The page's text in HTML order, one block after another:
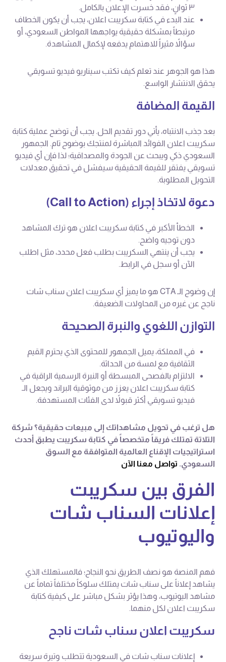
٣ ثوانٍ، فقد خسرت الإعلان بالكامل.
عند البدء في كتابة سكريبت اعلان، يجب أن يكون الخطاف
مرتبطاً بمشكلة حقيقية يواجهها المواطن السعودي، أو
سؤالاً مثيراً للاهتمام يدفعه لإكمال المشاهدة.
هذا هو الجوهر عند تعلم كيف تكتب سيناريو فيديو تسويقي
يحقق الانتشار الواسع.
القيمة المضافة
بعد جذب الانتباه، يأتي دور تقديم الحل. يجب أن توضح عملية كتابة
سكريبت اعلان الفوائد المباشرة لمنتجك بوضوح تام. الجمهور
السعودي ذكي ويبحث عن الجودة والمصداقية؛ لذا فإن أي فيديو
تسويقي يفتقر للقيمة الحقيقية سيفشل في تحقيق معدلات
التحويل المطلوبة.
دعوة لاتخاذ إجراء (Call to Action)
الخطأ الأكبر في كتابة سكريبت اعلان هو ترك المشاهد
دون توجيه واضح.
يجب أن ينتهي السكريبت بطلب فعل محدد، مثل اطلب
الآن أو سجل في الرابط.
إن وضوح الـ CTA هو ما يميز أي سكريبت اعلان سناب شات
ناجح عن غيره من المحاولات الضعيفة.
التوازن اللغوي والنبرة الصحيحة
في المملكة، يميل الجمهور للمحتوى الذي يحترم القيم
الثقافية مع لمسة من الحداثة.
الالتزام بالفصحى المبسطة أو النبرة الرسمية الراقية في
كتابة سكريبت اعلان يعزز من موثوقية البراند ويجعل الـ
فيديو تسويقي أكثر قبولاً لدى الفئات المستهدفة.
هل ترغب في تحويل مشاهداتك إلى مبيعات حقيقية؟ شركة
التلاتة تمتلك فريقاً متخصصاً في كتابة سكريبت يطبق أحدث
استراتيجيات الإقناع العالمية المتوافقة مع السوق
السعودي. تواصل معنا الآن
الفرق بين سكريبت
إعلانات السناب شات
واليوتيوب
فهم المنصة هو نصف الطريق نحو النجاح؛ فالمستهلك الذي
يشاهد إعلاناً على سناب شات يمتلك سلوكاً مختلفاً تماماً عن
مشاهد اليوتيوب، وهذا يؤثر بشكل مباشر على كيفية كتابة
سكريبت اعلان لكل منهما.
سكريبت اعلان سناب شات ناجح
إعلانات سناب شات في السعودية تتطلب وتيرة سريعة